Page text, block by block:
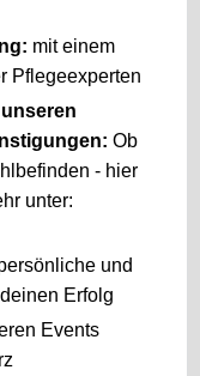
mit einem
Pflegeexperten
Ob
- hier
unter:
und
Erfolg
Events